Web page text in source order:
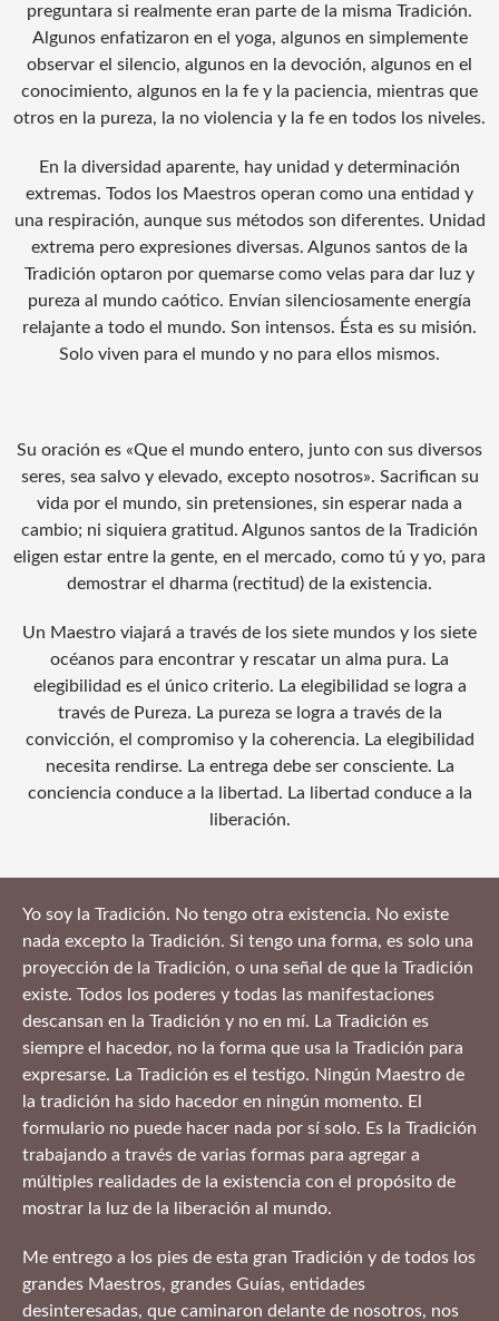
preguntara si realmente eran parte de la misma Tradición.
Algunos enfatizaron en el yoga, algunos en simplemente
observar el silencio, algunos en la devoción, algunos en el
conocimiento, algunos en la fe y la paciencia, mientras que
otros en la pureza, la no violencia y la fe en todos los niveles.
En la diversidad aparente, hay unidad y determinación
extremas. Todos los Maestros operan como una entidad y
una respiración, aunque sus métodos son diferentes. Unidad
extrema pero expresiones diversas. Algunos santos de la
Tradición optaron por quemarse como velas para dar luz y
pureza al mundo caótico. Envían silenciosamente energía
relajante a todo el mundo. Son intensos. Ésta es su misión.
Solo viven para el mundo y no para ellos mismos.
Su oración es «Que el mundo entero, junto con sus diversos
seres, sea salvo y elevado, excepto nosotros». Sacrifican su
vida por el mundo, sin pretensiones, sin esperar nada a
cambio; ni siquiera gratitud. Algunos santos de la Tradición
eligen estar entre la gente, en el mercado, como tú y yo, para
demostrar el dharma (rectitud) de la existencia.
Un Maestro viajará a través de los siete mundos y los siete
océanos para encontrar y rescatar un alma pura. La
elegibilidad es el único criterio. La elegibilidad se logra a
través de Pureza. La pureza se logra a través de la
convicción, el compromiso y la coherencia. La elegibilidad
necesita rendirse. La entrega debe ser consciente. La
conciencia conduce a la libertad. La libertad conduce a la
liberación.
Yo soy la Tradición. No tengo otra existencia. No existe
nada excepto la Tradición. Si tengo una forma, es solo una
proyección de la Tradición, o una señal de que la Tradición
existe. Todos los poderes y todas las manifestaciones
descansan en la Tradición y no en mí. La Tradición es
siempre el hacedor, no la forma que usa la Tradición para
expresarse. La Tradición es el testigo. Ningún Maestro de
la tradición ha sido hacedor en ningún momento. El
formulario no puede hacer nada por sí solo. Es la Tradición
trabajando a través de varias formas para agregar a
múltiples realidades de la existencia con el propósito de
mostrar la luz de la liberación al mundo.
Me entrego a los pies de esta gran Tradición y de todos los
grandes Maestros, grandes Guías, entidades
desinteresadas, que caminaron delante de nosotros, nos